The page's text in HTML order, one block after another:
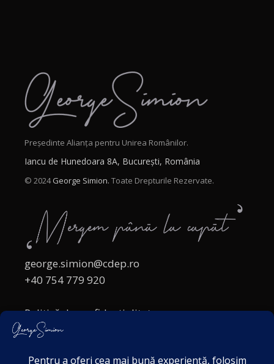
Președinte Alianța pentru Unirea Românilor.
Iancu de Hunedoara 8A, București, România
© 2024George Simion. Toate Drepturile Rezervate.
george.simion@cdep.ro
+40 754 779 920
Politică de confidențialitate
Politica cookies